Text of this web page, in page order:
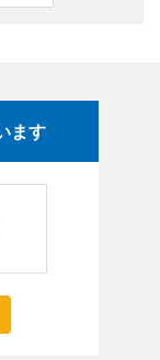
ます